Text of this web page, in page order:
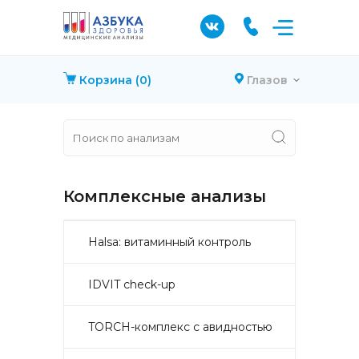
Корзина (0) Глазов
Комплексные анализы
Halsa: витаминный контроль
IDVIT check-up
TORCH-комплекс с авидностью